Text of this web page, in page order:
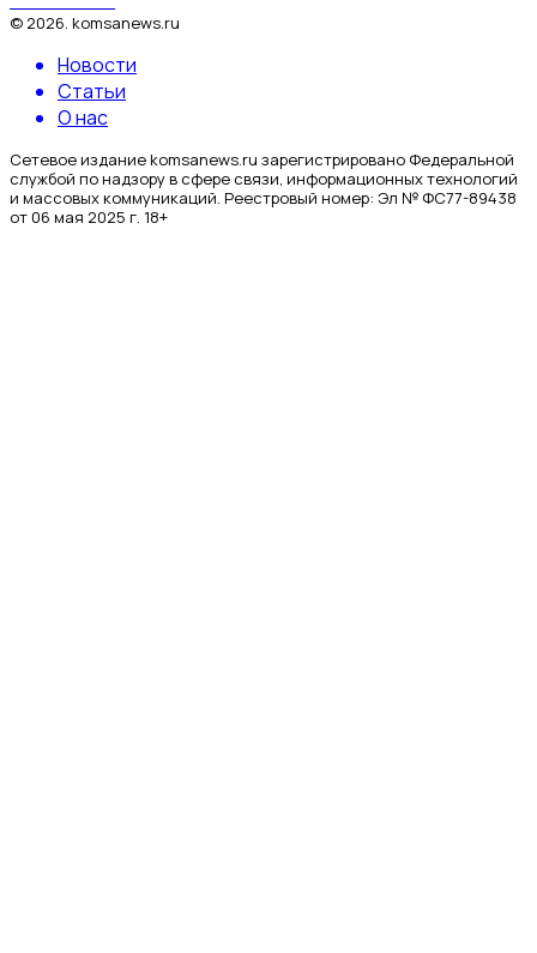
© 2026 komsanews.ru
Новости
Статьи
О нас
Сетевое издание komsanews.ru зарегистрировано Федеральной
службой по надзору в сфере связи, информационных технологий
и массовых коммуникаций. Реестровый номер: Эл № ФС77-89438
от 06 мая 2025 г. 18+